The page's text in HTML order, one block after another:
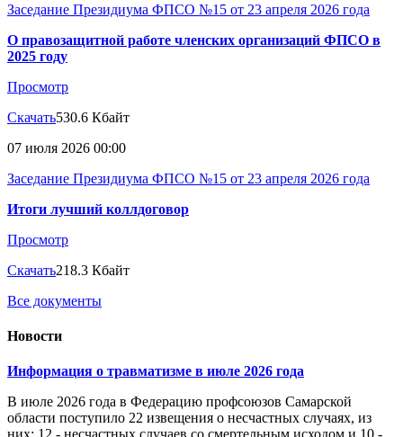
Заседание Президиума ФПСО №15 от 23 апреля 2026 года
О правозащитной работе членских организаций ФПСО в
2025 году
Просмотр
Скачать530.6 Кбайт
07 июля 2026 00:00
Заседание Президиума ФПСО №15 от 23 апреля 2026 года
Итоги лучший коллдоговор
Просмотр
Скачать218.3 Кбайт
Все документы
Новости
Информация о травматизме в июле 2026 года
В июле 2026 года в Федерацию профсоюзов Самарской
области поступило 22 извещения о несчастных случаях, из